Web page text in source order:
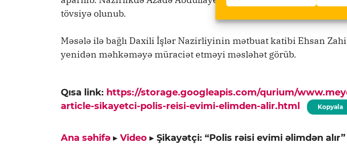
tövsiyə olunub.
Məsələ ilə bağlı Daxili İşlər Nazirliyinin mətbuat katibi Ehsan
yenidən məhkəməyə müraciət etməyi məsləhət görüb.
Qısa link: https://storage.googleapis.com/qurium/
article-sikayetci-polis-reisi-evimi-elimden-alir.html
Kopyala
Ana səhifə ▸ Video ▸ Şikayətçi: “Polis rəisi evimi əlimdən alır”